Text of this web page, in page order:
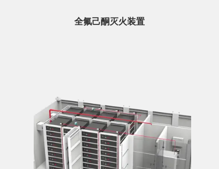
全氟己酮灭火装置